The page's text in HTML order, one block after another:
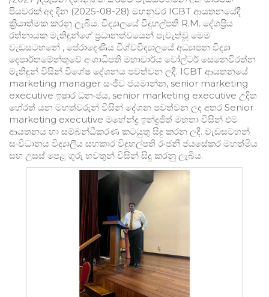
පියවරක් අද දින (2025-08-28) මහනුවර ICBT ආයතනයේදී
ක්‍රියාත්මක කරනු ලැබීය. විද්‍යාලයේ විදුහල්පති R.M. දේශප්‍රිය
රත්නායක මැතිඳුන්ගේ ප්‍රධානත්වයෙන් පැවැත්වූ මෙම
වැඩසටහනේ , පේරාදෙණිය විශ්වවිද්‍යාලයේ අධ්‍යාපන විද්‍යා
දෙපාර්තමේන්තුවේ අංශාධිපති මහාචාර්ය වෝල්ටර් සෙනෙවිරත්න
මැතිඳුන් විසින් විශේෂ දේශනය පවත්වන ලදී. ICBT ආයතනයේ
marketing manager සංජීව ජයමාන්න, senior marketing
executive ඉෂාර ධනංජය, senior marketing executive උදිත
හේරත් යන මහත්වරුන් විසින් දේශන පවත්වන ලද අතර Senior
marketing executive මහේන්ද්‍ර ඉන්ද්‍රජිත් මහතා විසින් එම
ආයතනය හා සම්බන්ධීකරණ කටයුතු සිදු කරන ලදී. වැඩසටහන්
සංවිධානය විද්‍යාලීය සහකාර විදුහල්පති රංජනී ජයසේකර මහත්මිය
සහ උසස් පෙළ ගුරු භවතුන් විසින් සිදු කරනු ලැබීය.